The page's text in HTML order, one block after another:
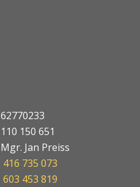
62770233
110 150 651
Mgr. Jan Preiss
416 735 073
603 453 819